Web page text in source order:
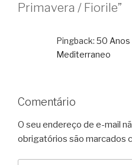
Primavera / Fiorile”
Pingback: 50 Anos
Mediterraneo
Comentário
O seu endereço de e-mail
obrigatórios são marcados